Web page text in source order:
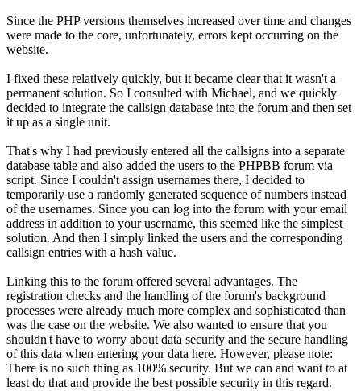
Since the PHP versions themselves increased over time and changes
were made to the core, unfortunately, errors kept occurring on the
website.
I fixed these relatively quickly, but it became clear that it wasn't a
permanent solution. So I consulted with Michael, and we quickly
decided to integrate the callsign database into the forum and then set
it up as a single unit.
That's why I had previously entered all the callsigns into a separate
database table and also added the users to the PHPBB forum via
script. Since I couldn't assign usernames there, I decided to
temporarily use a randomly generated sequence of numbers instead
of the usernames. Since you can log into the forum with your email
address in addition to your username, this seemed like the simplest
solution. And then I simply linked the users and the corresponding
callsign entries with a hash value.
Linking this to the forum offered several advantages. The
registration checks and the handling of the forum's background
processes were already much more complex and sophisticated than
was the case on the website. We also wanted to ensure that you
shouldn't have to worry about data security and the secure handling
of this data when entering your data here. However, please note:
There is no such thing as 100% security. But we can and want to at
least do that and provide the best possible security in this regard.